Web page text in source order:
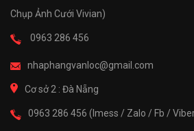
Chụp Ảnh Cưới Vivian)
0963 286 456
nhaphangvanloc@gmail.com
Cơ sở 2 : Đà Nẵng
0963 286 456 (Imess / Zalo / Fb /